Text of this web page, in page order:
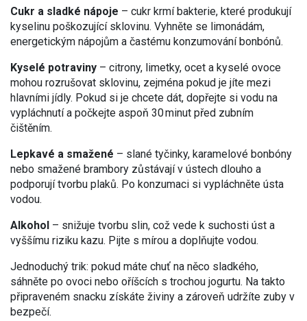
Cukr a sladké nápoje – cukr krmí bakterie, které produkují
kyselinu poškozující sklovinu. Vyhněte se limonádám,
energetickým nápojům a častému konzumování bonbónů.
Kyselé potraviny – citrony, limetky, ocet a kyselé ovoce
mohou rozrušovat sklovinu, zejména pokud je jíte mezi
hlavními jídly. Pokud si je chcete dát, dopřejte si vodu na
vypláchnutí a počkejte aspoň 30 minut před zubním
čištěním.
Lepkavé a smažené – slané tyčinky, karamelové bonbóny
nebo smažené brambory zůstávají v ústech dlouho a
podporují tvorbu plaků. Po konzumaci si vypláchněte ústa
vodou.
Alkohol – snižuje tvorbu slin, což vede k suchosti úst a
vyššímu riziku kazu. Pijte s mírou a doplňujte vodou.
Jednoduchý trik: pokud máte chuť na něco sladkého,
sáhněte po ovoci nebo oříšcích s trochou jogurtu. Na takto
připraveném snacku získáte živiny a zároveň udržíte zuby v
bezpečí.